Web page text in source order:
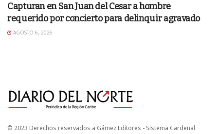
Capturan en San Juan del Cesar a hombre
requerido por concierto para delinquir agravado
AGOSTO 6, 2026
© 2023 Derechos reservados a Gámez Editores - Sistema Cardenal